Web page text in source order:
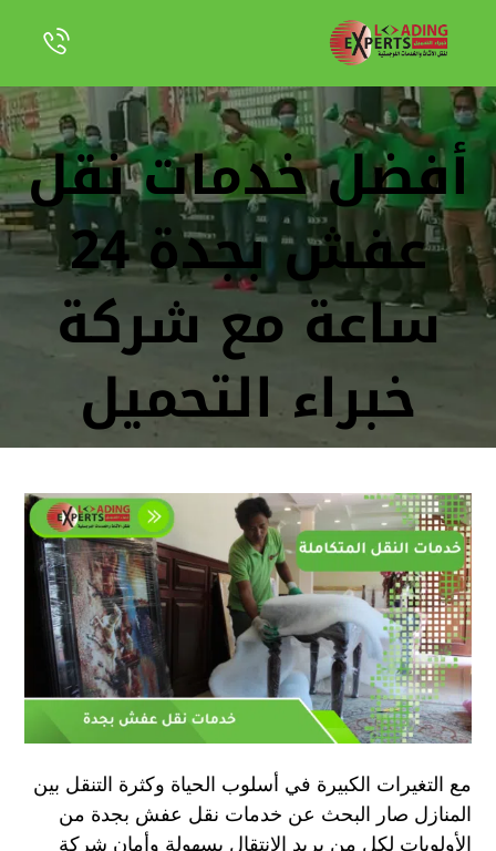
أفضل خدمات نقل
عفش بجدة 24
ساعة مع شركة
خبراء التحميل
مع التغيرات الكبيرة في أسلوب الحياة وكثرة التنقل بين
المنازل صار البحث عن خدمات نقل عفش بجدة من
الأولويات لكل من يريد الانتقال بسهولة وأمان شركة